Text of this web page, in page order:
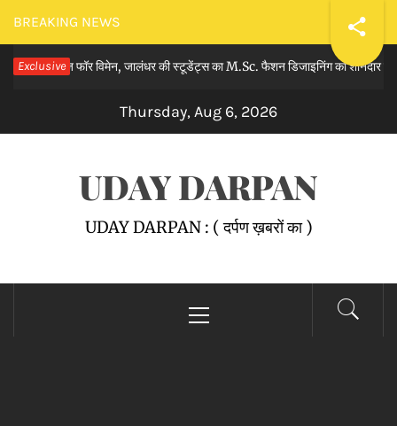
Skip
to
content
BREAKING NEWS
Exclusive
फॉर विमेन, जालंधर की स्टूडेंट्स का M.Sc. फैशन डिजाइनिंग का शानदार रिजल्ट
Thursday, Aug 6, 2026
UDAY DARPAN
UDAY DARPAN : ( दर्पण ख़बरों का )
Menu